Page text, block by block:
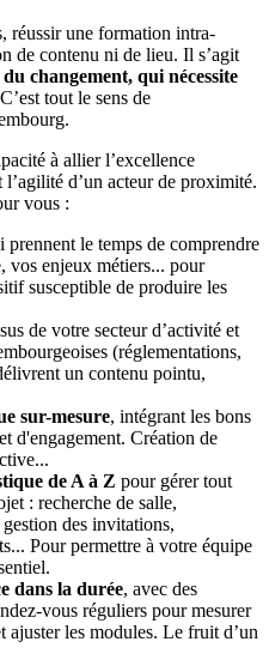
réussir une formation intra-
de contenu ni de lieu. Il s’agit
changement, qui nécessite
tout le sens de
à allier l’excellence
d’un acteur de proximité.
vous :
prennent le temps de comprendre
vos enjeux métiers... pour
susceptible de produire les
de votre secteur d’activité et
(réglementations,
un contenu pointu,
sur-mesure, intégrant les bons
d'engagement. Création de
de A à Z pour gérer tout
: recherche de salle,
des invitations,
Pour permettre à votre équipe
dans la durée, avec des
vous réguliers pour mesurer
ajuster les modules. Le fruit d’un